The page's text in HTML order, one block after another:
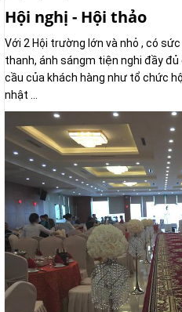
Hội nghị - Hội thảo
Với 2 Hội trường lớn và nhỏ , có
thanh, ánh sángm tiện nghi đầy
cầu của khách hàng như tổ chức
nhật ...